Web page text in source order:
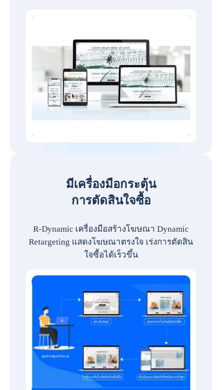
มีเครื่องมือกระตุ้น
การตัดสินใจซื้อ
R-Dynamic เครื่องมือสร้างโฆษณา Dynamic
Retargeting แสดงโฆษณาตรงใจ เร่งการตัดสิน
ใจซื้อได้เร็วขึ้น